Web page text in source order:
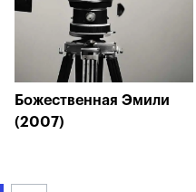
Божественная Эмили
(2007)